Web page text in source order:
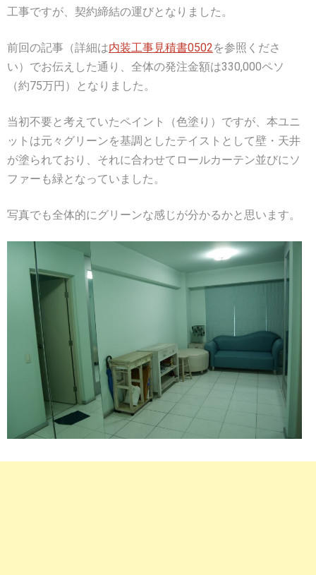
工事ですが、契約締結の運びとなりました。
前回の記事（詳細は内装工事見積書0502を参照くださ
い）でお伝えした通り、全体の発注金額は330,000ペソ
（約75万円）となりました。
当初不要と考えていたペイント（色塗り）ですが、本ユニ
ットは元々グリーンを基調としたテイストとして壁・天井
が塗られており、それに合わせてロールカーテン並びにソ
ファーも緑となっていました。
写真でも全体的にグリーンな感じが分かるかと思います。